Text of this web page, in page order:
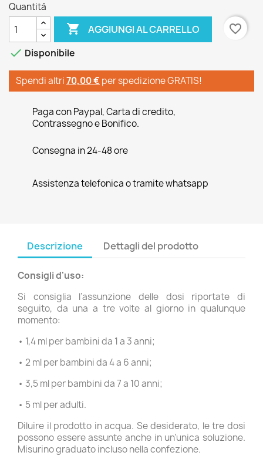
Quantità
 AGGIUNGI AL CARRELLO
favorite_border
 Disponibile
Spendi altri70,00 € per spedizione GRATIS!
Paga con Paypal, Carta di credito,
Contrassegno e Bonifico.
Consegna in 24-48 ore
Assistenza telefonica o tramite whatsapp
Descrizione Dettagli del prodotto
Consigli d'uso:
Si consiglia l’assunzione delle dosi riportate di
seguito, da una a tre volte al giorno in qualunque
momento:
• 1,4 ml per bambini da 1 a 3 anni;
• 2 ml per bambini da 4 a 6 anni;
• 3,5 ml per bambini da 7 a 10 anni;
• 5 ml per adulti.
Diluire il prodotto in acqua. Se desiderato, le tre dosi
possono essere assunte anche in un’unica soluzione.
Misurino graduato incluso nella confezione.